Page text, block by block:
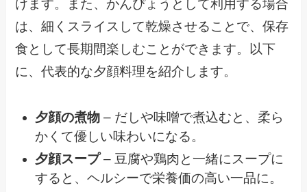
けます。また、かんぴょうとして利用する場合
は、細くスライスして乾燥させることで、保存
食として長期間楽しむことができます。以下
に、代表的な夕顔料理を紹介します。
夕顔の煮物– だしや味噌で煮込むと、柔ら
かくて優しい味わいになる。
夕顔スープ– 豆腐や鶏肉と一緒にスープに
すると、ヘルシーで栄養価の高い一品に。